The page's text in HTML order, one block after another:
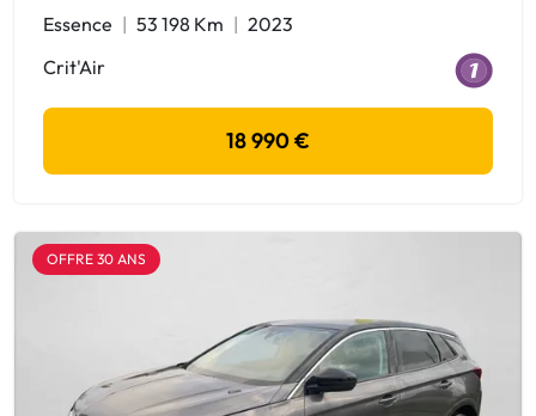
Essence 53 198 Km
2023
Crit'Air
18 990 €
OFFRE 30 ANS